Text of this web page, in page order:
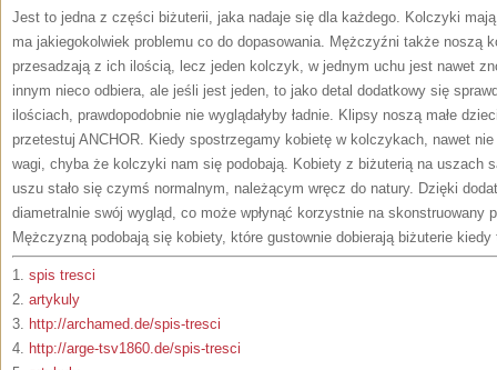
Jest to jedna z części biżuterii, jaka nadaje się dla każdego. Kolczyki
ma jakiegokolwiek problemu co do dopasowania. Mężczyźni także noszą
przesadzają z ich ilością, lecz jeden kolczyk, w jednym uchu jest nawet
innym nieco odbiera, ale jeśli jest jeden, to jako detal dodatkowy się
ilościach, prawdopodobnie nie wyglądałyby ładnie. Klipsy noszą małe
przetestuj ANCHOR. Kiedy spostrzegamy kobietę w kolczykach, nawet
wagi, chyba że kolczyki nam się podobają. Kobiety z biżuterią na uszach
uszu stało się czymś normalnym, należącym wręcz do natury. Dzięki
diametralnie swój wygląd, co może wpłynąć korzystnie na skonstruowany
Mężczyzną podobają się kobiety, które gustownie dobierają biżuterie kiedy
1. spis tresci
2. artykuly
3. http://archamed.de/spis-tresci
4. http://arge-tsv1860.de/spis-tresci